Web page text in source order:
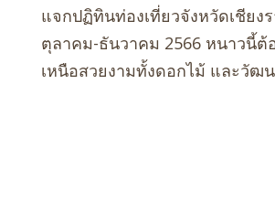
แจกปฏิทินท่องเที่ยวจังหวัดเชียง
ตุลาคม-ธันวาคม 2566 หนาวนี้ต้
เหนือสวยงามทั้งดอกไม้ และวัฒ